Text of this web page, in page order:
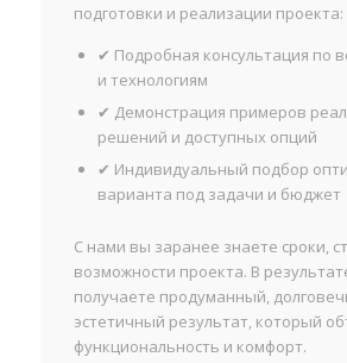
подготовки и реализации проекта:
✔ Подробная консультация по
и технологиям
✔ Демонстрация примеров
решений и доступных опций
✔ Индивидуальный подбор
варианта под задачи и бюджет
С нами вы заранее знаете сроки,
возможности проекта. В
получаете продуманный,
эстетичный результат, который
функциональность и комфорт.